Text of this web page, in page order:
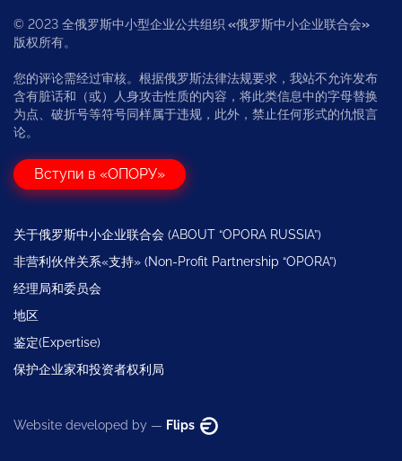
© 2023 全俄罗斯中小型企业公共组织 «俄罗斯中小企业联合会»
版权所有。
您的评论需经过审核。根据俄罗斯法律法规要求，我站不允许发布
含有脏话和（或）人身攻击性质的内容，将此类信息中的字母替换
为点、破折号等符号同样属于违规，此外，禁止任何形式的仇恨言
论。
Вступи в «ОПОРУ»
关于俄罗斯中小企业联合会 (ABOUT “OPORA RUSSIA”)
非营利伙伴关系«支持» (Non-Profit Partnership “OPORA”)
经理局和委员会
地区
鉴定(Expertise)
保护企业家和投资者权利局
Website developed by — Flips